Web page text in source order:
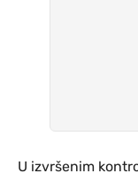
U izvršenim